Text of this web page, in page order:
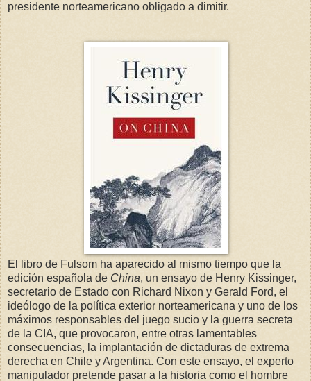
presidente norteamericano obligado a dimitir.
El libro de Fulsom ha aparecido al mismo tiempo que la
edición española de China, un ensayo de Henry Kissinger,
secretario de Estado con Richard Nixon y Gerald Ford, el
ideólogo de la política exterior norteamericana y uno de los
máximos responsables del juego sucio y la guerra secreta
de la CIA, que provocaron, entre otras lamentables
consecuencias, la implantación de dictaduras de extrema
derecha en Chile y Argentina. Con este ensayo, el experto
manipulador pretende pasar a la historia como el hombre